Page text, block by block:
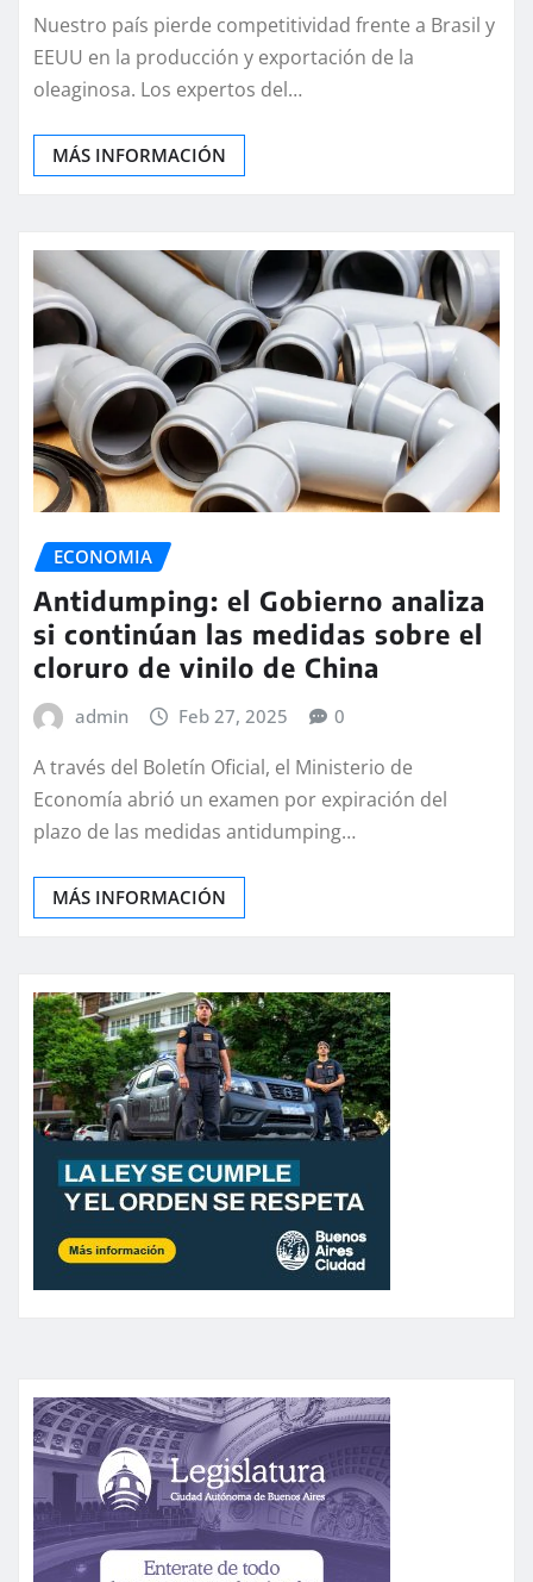
Nuestro país pierde competitividad frente a Brasil y
EEUU en la producción y exportación de la
oleaginosa. Los expertos del…
MÁS INFORMACIÓN
ECONOMIA
Antidumping: el Gobierno analiza
si continúan las medidas sobre el
cloruro de vinilo de China
admin Feb 27, 2025 0
A través del Boletín Oficial, el Ministerio de
Economía abrió un examen por expiración del
plazo de las medidas antidumping…
MÁS INFORMACIÓN